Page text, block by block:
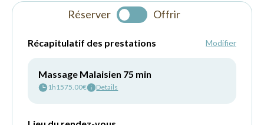
Réserver Offrir